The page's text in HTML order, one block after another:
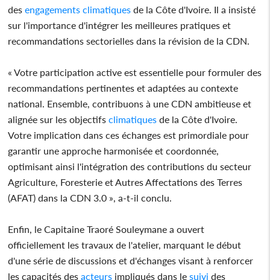
des engagements climatiques de la Côte d'Ivoire. Il a insisté
sur l'importance d'intégrer les meilleures pratiques et
recommandations sectorielles dans la révision de la CDN.
« Votre participation active est essentielle pour formuler des
recommandations pertinentes et adaptées au contexte
national. Ensemble, contribuons à une CDN ambitieuse et
alignée sur les objectifs climatiques de la Côte d'Ivoire.
Votre implication dans ces échanges est primordiale pour
garantir une approche harmonisée et coordonnée,
optimisant ainsi l'intégration des contributions du secteur
Agriculture, Foresterie et Autres Affectations des Terres
(AFAT) dans la CDN 3.0 », a-t-il conclu.
Enfin, le Capitaine Traoré Souleymane a ouvert
officiellement les travaux de l'atelier, marquant le début
d'une série de discussions et d'échanges visant à renforcer
les capacités des acteurs impliqués dans le suivi des